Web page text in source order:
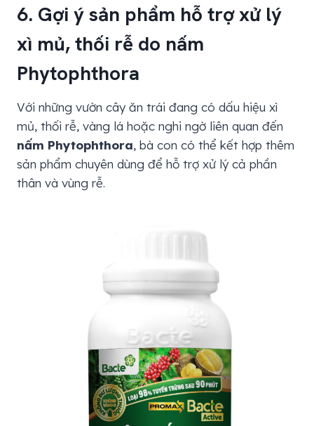
6. Gợi ý sản phẩm hỗ trợ xử lý
xì mủ, thối rễ do nấm
Phytophthora
Với những vườn cây ăn trái đang có dấu hiệu xì
mủ, thối rễ, vàng lá hoặc nghi ngờ liên quan đến
nấm Phytophthora, bà con có thể kết hợp thêm
sản phẩm chuyên dùng để hỗ trợ xử lý cả phần
thân và vùng rễ.